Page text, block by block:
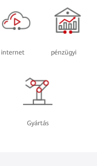
internet pénzügyi
Gyártás